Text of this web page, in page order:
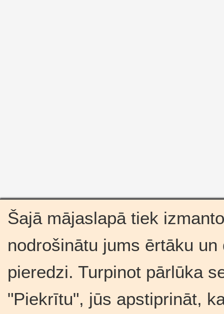
Šajā mājaslapā tiek
nodrošinātu jums ērtāku
pieredzi. Turpinot pārlūka
"Piekrītu", jūs apstiprināt,